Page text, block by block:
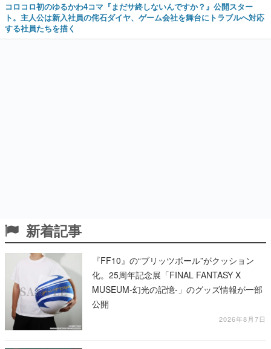
コロコロ初のゆるかわ4コマ『まだサ終しないんですか？』公開スター
ト。主人公は新入社員の侘石ダイヤ、ゲーム会社を舞台にトラブルへ対応
する社員たちを描く
新着記事
『FF10』の“ブリッツボール”がクッション
化。25周年記念展「FINAL FANTASY X
MUSEUM-幻光の記憶-」のグッズ情報が一部
公開
2026年8月7日